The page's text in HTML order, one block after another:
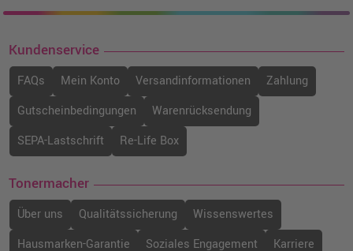
Kundenservice
FAQs Mein Konto Versandinformationen
Zahlung
Gutscheinbedingungen
Warenrücksendung
SEPA-Lastschrift
Re-Life Box
Tonermacher
Über uns Qualitätssicherung
Wissenswertes
Hausmarken-Garantie
Soziales Engagement
Karriere